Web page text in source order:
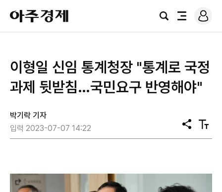
아
주
경
검
전
로
그
​이형일 신임 통계청장 "통계로 국정
과제 뒷받침…국민요구 반영해야"
박기락 기자
입력 2023-07-07 14:22
공
유
텍
스